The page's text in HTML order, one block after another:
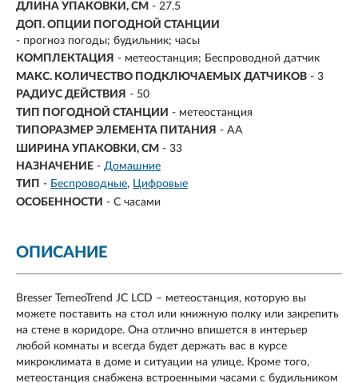
ДЛИНА УПАКОВКИ, СМ - 27.5
ДОП. ОПЦИИ ПОГОДНОЙ СТАНЦИИ
- прогноз погоды; будильник; часы
КОМПЛЕКТАЦИЯ - метеостанция; Беспроводной датчик
МАКС. КОЛИЧЕСТВО ПОДКЛЮЧАЕМЫХ ДАТЧИКОВ - 3
РАДИУС ДЕЙСТВИЯ - 50
ТИП ПОГОДНОЙ СТАНЦИИ - метеостанция
ТИПОРАЗМЕР ЭЛЕМЕНТА ПИТАНИЯ - AA
ШИРИНА УПАКОВКИ, СМ - 33
НАЗНАЧЕНИЕ - Домашние
ТИП - Беспроводные
Цифровые
ОСОБЕННОСТИ - С часами
ОПИСАНИЕ
Bresser TemeoTrend JC LCD – метеостанция, которую вы
можете поставить на стол или книжную полку или закрепить
на стене в коридоре. Она отлично впишется в интерьер
любой комнаты и всегда будет держать вас в курсе
микроклимата в доме и ситуации на улице. Кроме того,
метеостанция снабжена встроенными часами с будильником